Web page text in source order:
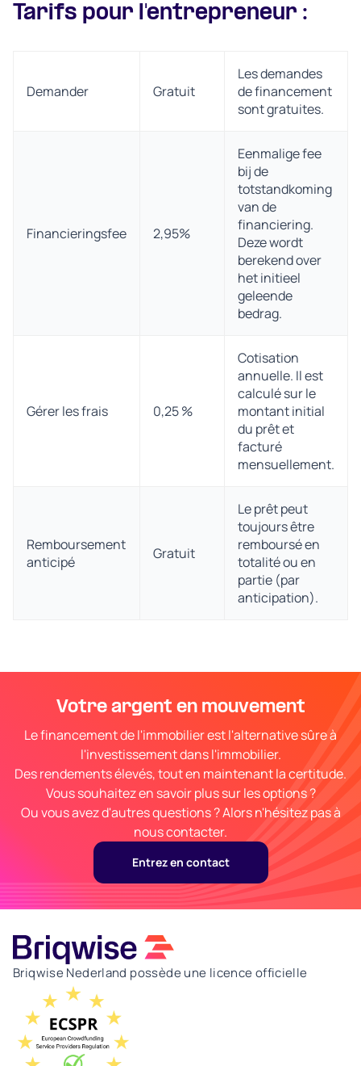
Tarifs pour l'entrepreneur :
Demander Gratuit
Les demandes
de financement
sont gratuites.
Financieringsfee 2,95%
Eenmalige fee
bij de
totstandkoming
van de
financiering.
Deze wordt
berekend over
het initieel
geleende
bedrag.
Gérer les frais 0,25 %
Cotisation
annuelle. Il est
calculé sur le
montant initial
du prêt et
facturé
mensuellement.
Remboursement
anticipé
Gratuit
Le prêt peut
toujours être
remboursé en
totalité ou en
partie (par
anticipation).
Votre argent en mouvement
Le financement de l'immobilier est l'alternative sûre à
l'investissement dans l'immobilier.
Des rendements élevés, tout en maintenant la certitude.
Vous souhaitez en savoir plus sur les options ?
Ou vous avez d'autres questions ? Alors n'hésitez pas à
nous contacter.
Entrez en contact
Briqwise Nederland possède une licence officielle